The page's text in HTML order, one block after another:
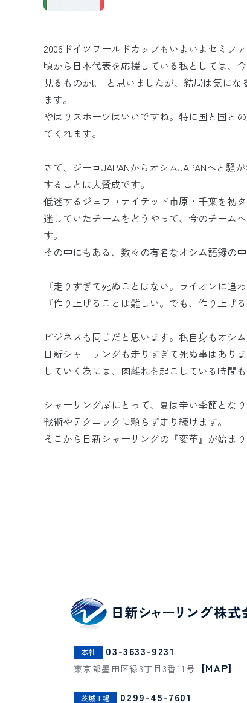
2006ドイツワールドカップもいよいよセミフ
頃から日本代表を応援している私としては、
見るものか!!」と思いましたが、結局は気に
ます。
やはりスポーツはいいですね。特に国と国と
てくれます。
さて、ジーコJAPANからオシムJAPANへと騒
することは大賛成です。
低迷するジェフユナイテッド市原・千葉を初
迷していたチームをどうやって、今のチーム
す。
その中にもある、数々の有名なオシム語録の
『走りすぎて死ぬことはない。ライオンに追
『作り上げることは難しい。でも、作り上げ
ビジネスも同じだと思います。私自身もオシ
日新シャーリングも走りすぎて死ぬ事はあり
していく為には、肉離れを起こしている時間も
シャーリング屋にとって、夏は辛い季節とな
戦術やテクニックに頼らず走り続けます。
そこから日新シャーリングの『変革』が始まり
本社 03-3633-9231
東京都墨田区緑3丁目3番11号 [MAP]
茨城工場 0299-45-7601